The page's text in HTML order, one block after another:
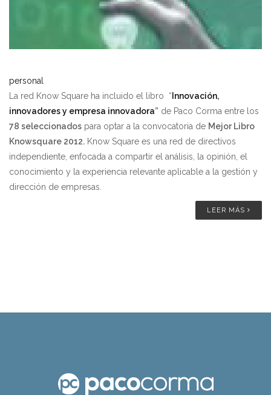
personal
La red Know Square ha incluido el libro “ Innovación,
innovadores y empresa innovadora” de Paco Corma entre los
78 seleccionados para optar a la convocatoria de Mejor Libro
Knowsquare 2012. Know Square es una red de directivos
independiente, enfocada a compartir el análisis, la opinión, el
conocimiento y la experiencia relevante aplicable a la gestión y
dirección de empresas.
LEER MÁS